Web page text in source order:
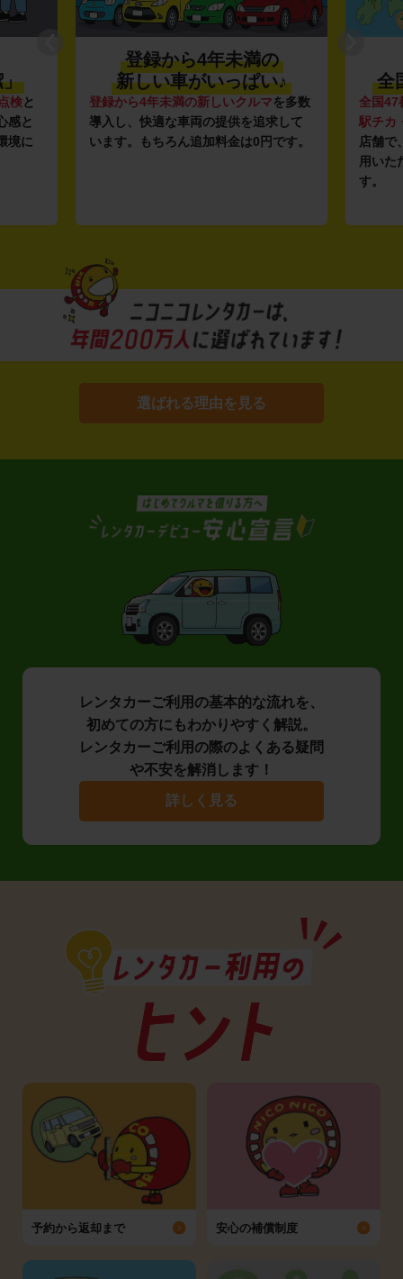
」
検と
感と
境に
登録から4年未満の
新しい車がいっぱい♪
登録から4年未満の新しいクルマを多数
導入し、快適な車両の提供を追求して
います。もちろん追加料金は0円です。
全
全国47
駅チカ
店舗で
用いた
す。
選ばれる理由を見る
レンタカーご利用の基本的な流れを、
初めての方にもわかりやすく解説。
レンタカーご利用の際のよくある疑問
や不安を解消します！
詳しく見る
予約から返却まで 安心の補償制度